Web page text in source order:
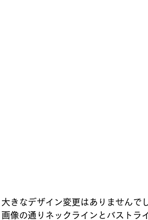
大きなデザイン変更はありませんで
画像の通りネックラインとバストラ